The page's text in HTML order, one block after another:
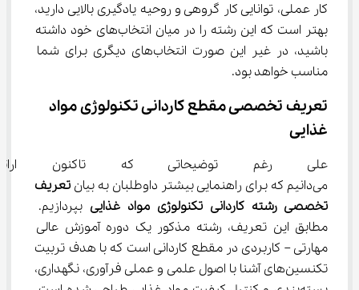
کار عملی، توانایی کار گروهی و روحیه یادگیری بالایی دارید،
بهتر است که این رشته را در میان انتخاب‌های خود داشته
باشید، در غیر این صورت انتخاب‌های دیگری برای شما
مناسب خواهد بود.
تعریف تخصصی مقطع کاردانی تکنولوژی مواد
غذایی
علی رغم توضیحاتی که تاکنون
می‌دانیم که برای راهنمایی بیشتر داوطلبان به بیان
تعریف
تخصصی رشته ﻛﺎردانی ﺗﻜﻨﻮﻟﻮژی ﻣﻮاد ﻏﺬایی بپردازیم.
مطابق این تعریف، رشته مذکور یک دوره آموزش عالی
مهارتی – کاربردی در مقطع کاردانی است که با هدف تربیت
تکنسین‌های آشنا با اصول علمی و عملی فرآوری، نگهداری،